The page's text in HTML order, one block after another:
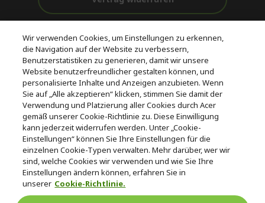
Kostenloser
Versand
vor und nach
dem Kauf
Zahlung
© 2026 Acer Inc.
CPYou BV ist der autorisierte Wiederverkäufer und Händler der
Produkte und Dienstleistungen, die in diesem Shop angeboten
werden.
Deutschland/Österreich
Wir verwenden Cookies, um Einstellungen zu erkennen,
die Navigation auf der Website zu verbessern,
Benutzerstatistiken zu generieren, damit wir unsere
Website benutzerfreundlicher gestalten können, und
personalisierte Inhalte und Anzeigen anzubieten. Wenn
Sie auf „Alle akzeptieren“ klicken, stimmen Sie damit der
Verwendung und Platzierung aller Cookies durch Acer
gemäß unserer Cookie-Richtlinie zu. Diese Einwilligung
kann jederzeit widerrufen werden. Unter „Cookie-
Einstellungen“ können Sie Ihre Einstellungen für die
einzelnen Cookie-Typen verwalten. Mehr darüber, wer wir
sind, welche Cookies wir verwenden und wie Sie Ihre
Einstellungen ändern können, erfahren Sie in
unserer Cookie-Richtlinie.